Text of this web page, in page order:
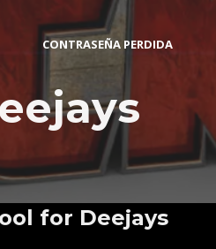
CONTRASEÑA PERDIDA
for Deejays